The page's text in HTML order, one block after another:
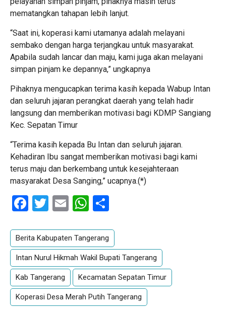
mematangkan tahapan lebih lanjut.
“Saat ini, koperasi kami utamanya adalah melayani
sembako dengan harga terjangkau untuk masyarakat.
Apabila sudah lancar dan maju, kami juga akan melayani
simpan pinjam ke depannya,” ungkapnya
Pihaknya mengucapkan terima kasih kepada Wabup Intan
dan seluruh jajaran perangkat daerah yang telah hadir
langsung dan memberikan motivasi bagi KDMP Sangiang
Kec. Sepatan Timur
“Terima kasih kepada Bu Intan dan seluruh jajaran.
Kehadiran Ibu sangat memberikan motivasi bagi kami
terus maju dan berkembang untuk kesejahteraan
masyarakat Desa Sanging,” ucapnya.(*)
Facebook
Twitter
EmailWhatsApp
Berita Kabupaten Tangerang
Intan Nurul Hikmah Wakil Bupati Tangerang
Kab Tangerang Kecamatan Sepatan Timur
Koperasi Desa Merah Putih Tangerang